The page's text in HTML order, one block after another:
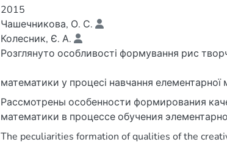
2015
Чашечникова, О. С.
Колесник, Є. А.
математики у процесі навчання елементарної
Рассмотрены особенности формирования
математики в процессе обучения
The peculiarities formation of qualities of the